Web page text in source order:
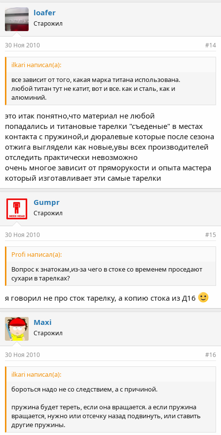
loafer
Старожил
30 Ноя 2010 #14
ilkari написал(а):
все зависит от того, какая марка титана использована.
любой титан тут не катит, вот и все. как и сталь, как и
алюминий.
это итак понятно,что материал не любой
попадались и титановые тарелки "съеденые" в местах
контакта с пружиной,и дюралевые которые после сезона
отжига выглядели как новые,увы всех производителей
отследить практически невозможно
очень многое зависит от пряморукости и опыта мастера
который изготавливает эти самые тарелки
Gumpr
Старожил
30 Ноя 2010 #15
Profi написал(а):
Вопрос к знатокам,из-за чего в стоке со временем проседают
сухари в тарелках?
я говорил не про сток тарелку, а копию стока из Д16
Maxi
Старожил
30 Ноя 2010 #16
ilkari написал(а):
бороться надо не со следствием, а с причиной.
пружина будет тереть, если она вращается. а если пружина
вращается, нужно или отсечку назад подвинуть, или ставить
другие пружины.